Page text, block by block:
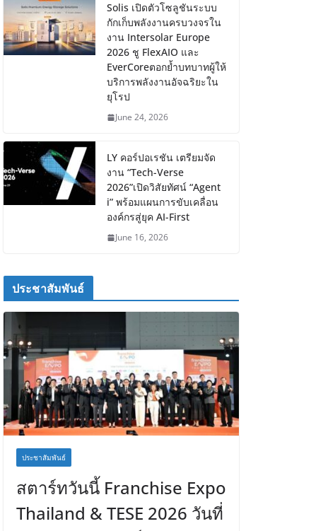
Solis เปิดตัวโซลูชันระบบ
กักเก็บพลังงานครบวงจรใน
งาน Intersolar Europe
2026 ชู FlexAIO และ
EverCoreตอกย้ำบทบาทผู้ให้
บริการพลังงานอัจฉริยะใน
ยุโรป
June 24, 2026
LY คอร์ปอเรชัน เตรียมจัด
งาน “Tech-Verse
2026”เปิดวิสัยทัศน์ “Agent
i” พร้อมแผนการขับเคลื่อน
องค์กรสู่ยุค AI-First
June 16, 2026
ประชาสัมพันธ์
ประชาสัมพันธ์
สตาร์ทวันนี้ Franchise Expo
Thailand & TESE 2026 วันที่